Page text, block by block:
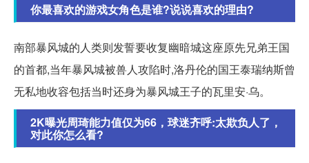
你最喜欢的游戏女角色是谁?说说喜欢的理由?
南部暴风城的人类则发誓要收复幽暗城这座原先兄弟王国
的首都,当年暴风城被兽人攻陷时,洛丹伦的国王泰瑞纳斯曾
无私地收容包括当时还身为暴风城王子的瓦里安·乌。
2K曝光周琦能力值仅为66，球迷齐呼:太欺负人了，
对此你怎么看?